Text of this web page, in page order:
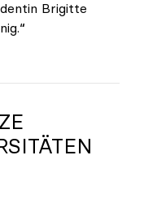
Brigitte
an